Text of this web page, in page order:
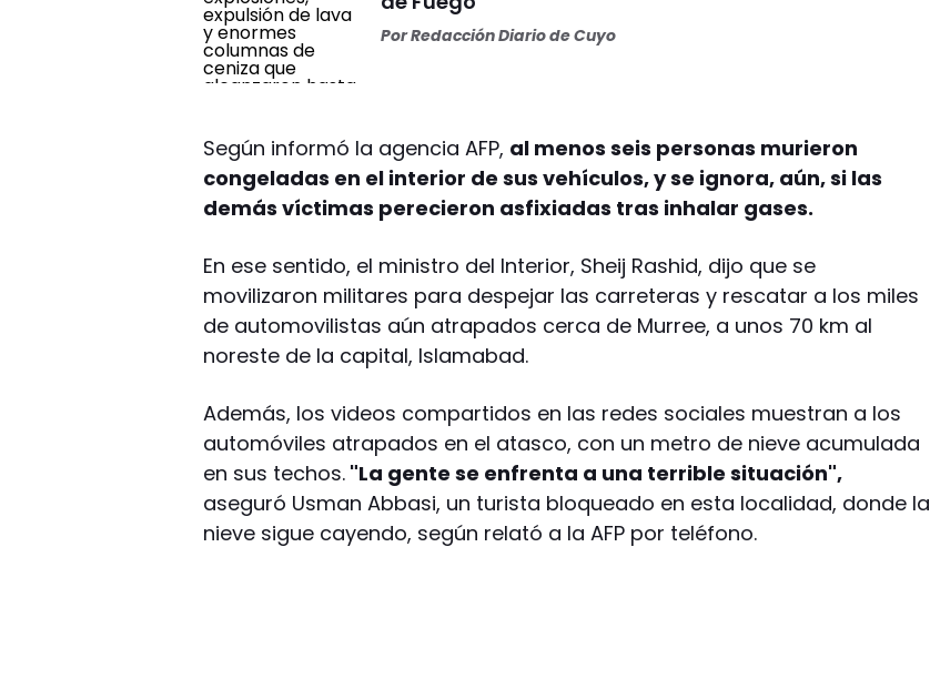
PorRedacción Diario de Cuyo
Según informó la agencia AFP, al menos seis personas murieron
congeladas en el interior de sus vehículos, y se ignora, aún, si las
demás víctimas perecieron asfixiadas tras inhalar gases.
En ese sentido, el ministro del Interior, Sheij Rashid, dijo que se
movilizaron militares para despejar las carreteras y rescatar a los miles
de automovilistas aún atrapados cerca de Murree, a unos 70 km al
noreste de la capital, Islamabad.
Además, los videos compartidos en las redes sociales muestran a los
automóviles atrapados en el atasco, con un metro de nieve acumulada
en sus techos. "La gente se enfrenta a una terrible situación",
aseguró Usman Abbasi, un turista bloqueado en esta localidad, donde la
nieve sigue cayendo, según relató a la AFP por teléfono.